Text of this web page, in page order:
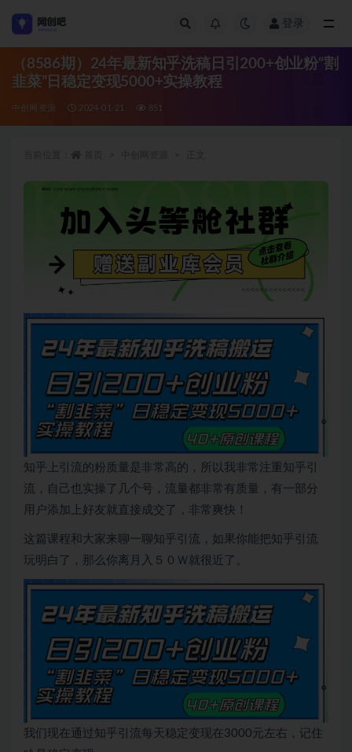
登录
（8586期）24年最新知乎洗稿日引200+创业粉“割
韭菜”日稳定变现5000+实操教程
中创网资源 2024-01-21 851
知乎上引流的粉质量是非常高的，所以我非常注重知乎引
流，自己也实操了几个号，流量都非常有质量，有一部分
用户添加上好友就直接成交了，非常爽快！
这篇课程和大家来聊一聊知乎引流，如果你能把知乎引流
玩明白了，那么你离月入５０Ｗ就很近了。
我们现在通过知乎引流每天稳定变现在3000元左右，记住